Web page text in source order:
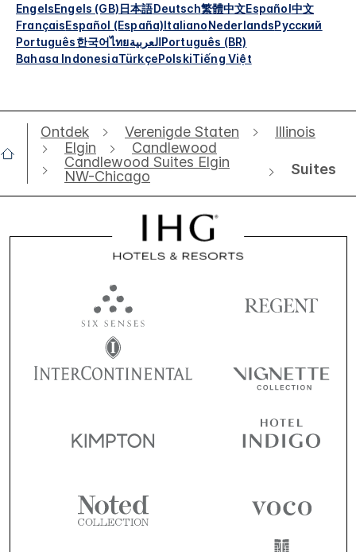
EngelsEngels (GB)日本語Deutsch繁體中文Español中文
FrançaisEspañol (España)ItalianoNederlandsРусский
Português한국어ไทยالعربيةPortuguês (BR)
Bahasa IndonesiaTürkçePolskiTiếng Việt
Ontdek Verenigde Staten
Illinois
Elgin
Candlewood
Candlewood Suites Elgin
NW-Chicago
Suites